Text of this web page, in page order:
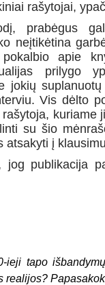
rašytojai,
prabėgus
neįtikėtina
apie
prilygo
jokių
Vis dėlto
kuriame
su šio
atsakyti į
jog publikacija
ieji tapo
realijos?